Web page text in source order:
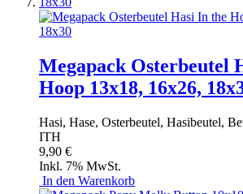
Megapack Osterbeutel
Hoop 13x18, 16x26,
Hasi, Hase, Osterbeutel, Hasibeutel,
ITH
9,90 €
Inkl. 7% MwSt.
In den Warenkorb